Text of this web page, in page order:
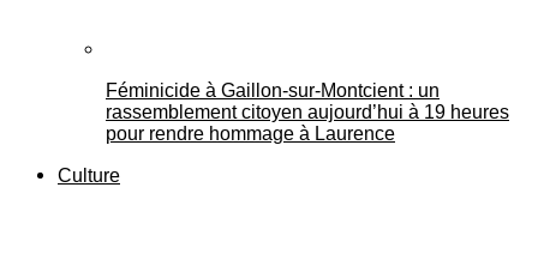
Féminicide à Gaillon‑sur‑Montcient : un
rassemblement citoyen aujourd’hui à 19 heures
pour rendre hommage à Laurence
Culture